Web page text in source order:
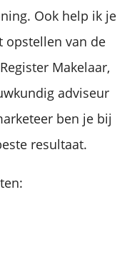
Ook help ik je
opstellen van de
Register Makelaar,
adviseur
ben je bij
resultaat.